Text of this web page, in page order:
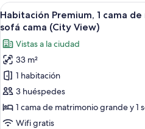
cama
de
grande
(City
View)
Abrir
todas
las
fotos
de
Habitación
Premium,
1
cama
10
Habitación Premium, 1 cama
sofá cama (City View)
Vistas a la ciudad
33 m²
1 habitación
3 huéspedes
1 cama de matrimonio grande y 1
Wifi gratis